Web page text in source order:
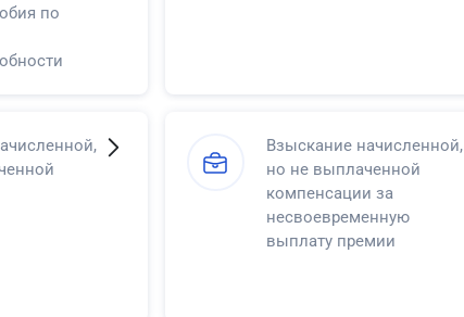
по
Взыскание начисленной,
но не выплаченной
компенсации за
несвоевременную
выплату премии